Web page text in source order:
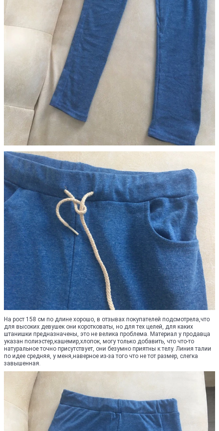
На рост 158 см по длине хорошо, в отзывах покупателей подсмотрела,что
для высоких девушек они коротковаты, но для тех целей, для каких
штанишки предназначены, это не велика проблема. Материал у продавца
указан полиэстер,кашемир,хлопок, могу только добавить, что что-то
натуральное точно присутствует, они безумно приятны к телу. Линия талии
по идее средняя, у меня,наверное из-за того что не тот размер, слегка
завышенная.